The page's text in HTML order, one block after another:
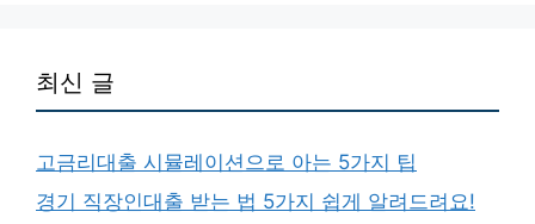
최신 글
고금리대출 시뮬레이션으로 아는 5가지 팁
경기 직장인대출 받는 법 5가지 쉽게 알려드려요!